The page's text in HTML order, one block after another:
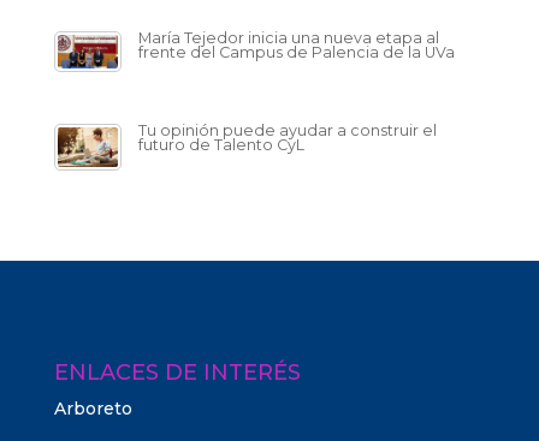
María Tejedor inicia una nueva etapa al
frente del Campus de Palencia de la UVa
Tu opinión puede ayudar a construir el
futuro de Talento CyL
ENLACES DE INTERÉS
Arboreto